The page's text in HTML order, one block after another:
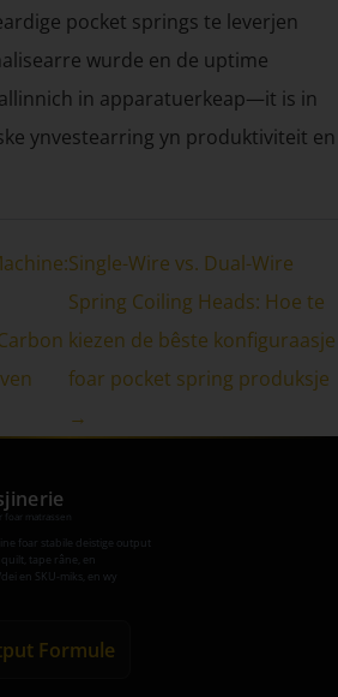
pocket springs te leverjen
wurde en de uptime
in apparatuerkeap—it is in
ynvestearring yn produktiviteit en
Single-Wire vs. Dual-Wire
Spring Coiling Heads: Hoe te
kiezen de bêste konfiguraasje
foar pocket spring produksje
→
matrassen
foar stabile deistige output
tape râne, en
en SKU-miks, en wy
Formule